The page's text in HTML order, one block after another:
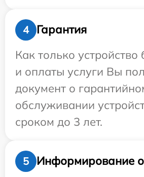
4
Гарантия
Как только устройство
и оплаты услуги Вы
документ о
обслуживании
сроком до 3 лет.
5 Информирование о